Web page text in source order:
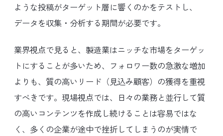
ような投稿がターゲット層に響くのかをテストし、
データを収集・分析する期間が必要です。
業界視点で見ると、製造業はニッチな市場をターゲッ
トにすることが多いため、フォロワー数の急激な増加
よりも、質の高いリード（見込み顧客）の獲得を重視
すべきです。現場視点では、日々の業務と並行して質
の高いコンテンツを作成し続けることは容易ではな
く、多くの企業が途中で挫折してしまうのが実情で